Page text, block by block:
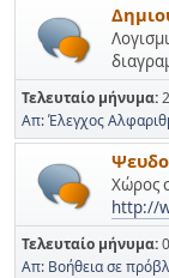
Τελευταίο μήνυμα:
Απ: Έλεγχος
Χώρος
http://
Τελευταίο μήνυμα:
Απ: Βοήθεια σε